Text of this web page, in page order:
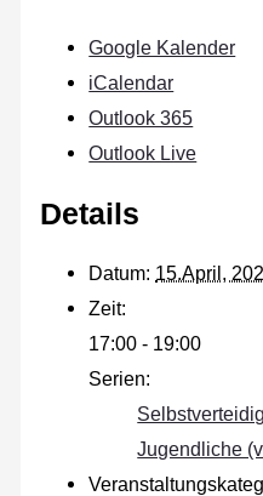
Google Kalender
iCalendar
Outlook 365
Outlook Live
Details
Datum: 15.April,
Zeit:
17:00 - 19:00
Serien:
Jugendliche